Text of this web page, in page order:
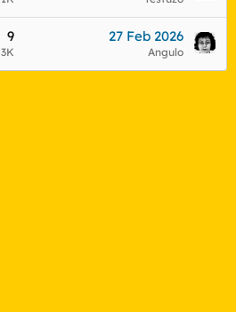
9
3K
27 Feb 2026
Angulo